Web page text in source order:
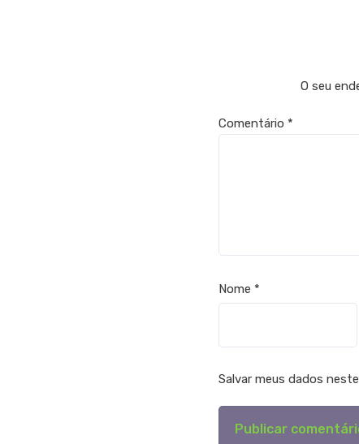
O seu
Comentário *
Nome *
Salvar meus dados